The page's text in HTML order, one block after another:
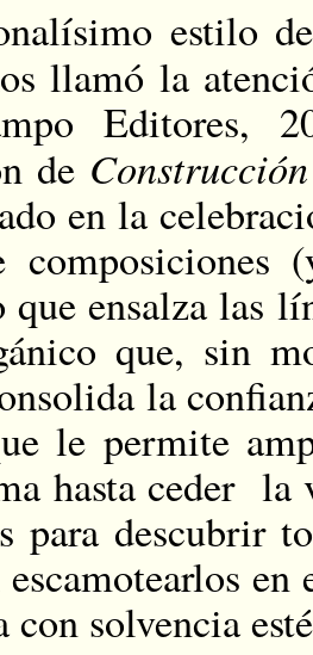
estilo
llamó la
Editores,
de
en la
que ensalza las
que, sin
la
le permite
hasta ceder
para descubrir
en
con solvencia